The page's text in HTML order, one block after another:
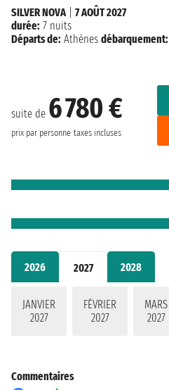
2026 2027 2028
JANVIER
2027
FÉVRIER
2027
MARS
2027
suite de 6 780 €
prix par personne taxes incluses
SILVER NOVA
7 AOÛT 2027
durée: 7 nuits
Départs de: Athènes débarquement:
Commentaires